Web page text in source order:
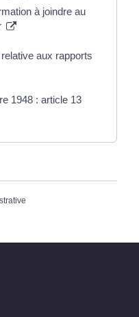
à joindre au
aux rapports
1948 : article 13